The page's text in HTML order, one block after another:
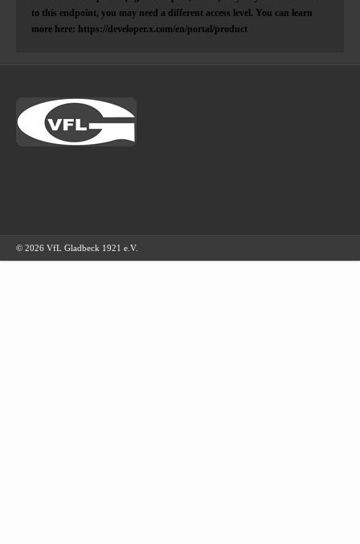
to this endpoint, you may need a different access level. You can learn
more here: https://developer.x.com/en/portal/product
© 2026 VfL Gladbeck 1921 e.V.